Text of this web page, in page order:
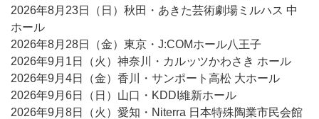
2026年8月23日（日）秋田・あきた芸術劇場ミルハス 中
ホール
2026年8月28日（金）東京・J:COMホール八王子
2026年9月1日（火）神奈川・カルッツかわさき ホール
2026年9月4日（金）香川・サンポート高松 大ホール
2026年9月6日（日）山口・KDDI維新ホール
2026年9月8日（火）愛知・Niterra 日本特殊陶業市民会館